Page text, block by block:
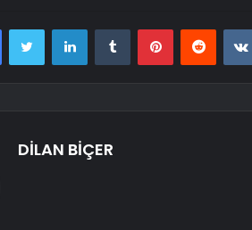
FacebookTwitter LinkedInTumblr PinterestReddit
DİLAN BİÇER